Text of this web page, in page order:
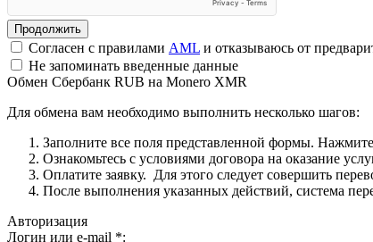
Согласен с правилами AML и отказываюсь от
Не запоминать введенные данные
Обмен Сбербанк RUB на Monero XMR
Для обмена вам необходимо выполнить несколько шагов:
Заполните все поля представленной формы.
Ознакомьтесь с условиями договора на оказание
Оплатите заявку. Для этого следует совершить
После выполнения указанных действий, система
Авторизация
Логин или e-mail *: